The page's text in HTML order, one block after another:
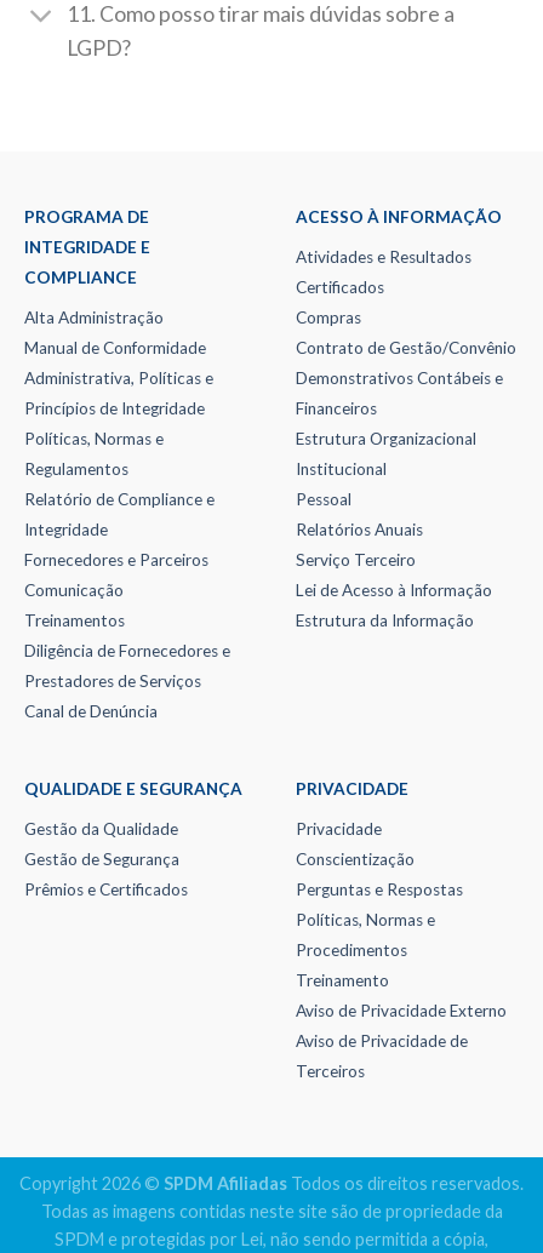
11. Como posso tirar mais dúvidas sobre a
LGPD?
PROGRAMA DE
INTEGRIDADE E
COMPLIANCE
Alta Administração
Manual de Conformidade
Administrativa, Políticas e
Princípios de Integridade
Políticas, Normas e
Regulamentos
Relatório de Compliance e
Integridade
Fornecedores e Parceiros
Comunicação
Treinamentos
Diligência de Fornecedores e
Prestadores de Serviços
Canal de Denúncia
ACESSO À INFORMAÇÃO
Atividades e Resultados
Certificados
Compras
Contrato de Gestão/Convênio
Demonstrativos Contábeis e
Financeiros
Estrutura Organizacional
Institucional
Pessoal
Relatórios Anuais
Serviço Terceiro
Lei de Acesso à Informação
Estrutura da Informação
QUALIDADE E SEGURANÇA
Gestão da Qualidade
Gestão de Segurança
Prêmios e Certificados
PRIVACIDADE
Privacidade
Conscientização
Perguntas e Respostas
Políticas, Normas e
Procedimentos
Treinamento
Aviso de Privacidade Externo
Aviso de Privacidade de
Terceiros
Copyright 2026 © SPDM Afiliadas Todos os direitos reservados.
Todas as imagens contidas neste site são de propriedade da
SPDM e protegidas por Lei, não sendo permitida a cópia,